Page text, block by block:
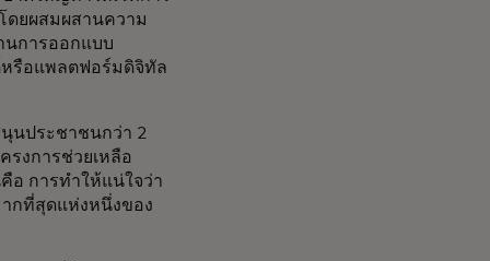
ดยผสมผสานความ
นการออกแบบ
หรือแพลตฟอร์มดิจิทัล
นประชาชนกว่า 2
รงการช่วยเหลือ
อ การทำให้แน่ใจว่า
กที่สุดแห่งหนึ่งของ